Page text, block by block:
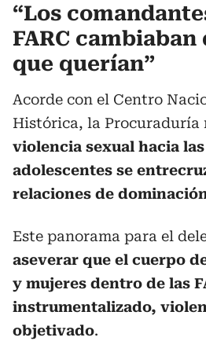
“Los
FARC
que querían”
Acorde con el Centro
Histórica, la Procuraduría
violencia sexual hacia
adolescentes se
relaciones de
Este panorama para el
aseverar que el cuerpo
y mujeres dentro de las
instrumentalizado,
objetivado.